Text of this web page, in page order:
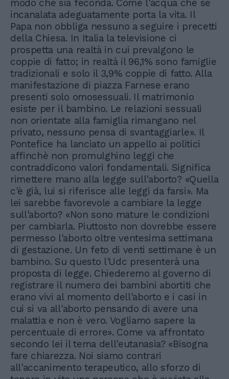
modo che sia feconda. Come l'acqua che se
incanalata adeguatamente porta la vita. Il
Papa non obbliga nessuno a seguire i precetti
della Chiesa. In Italia la televisione ci
prospetta una realtà in cui prevalgono le
coppie di fatto; in realtà il 96,1% sono famiglie
tradizionali e solo il 3,9% coppie di fatto. Alla
manifestazione di piazza Farnese erano
presenti solo omosessuali. Il matrimonio
esiste per il bambino. Le relazioni sessuali
non orientate alla famiglia rimangano nel
privato, nessuno pensa di svantaggiarle». Il
Pontefice ha lanciato un appello ai politici
affinchè non promulghino leggi che
contraddicono valori fondamentali. Significa
rimettere mano alla legge sull'aborto? «Quella
c'è già, lui si riferisce alle leggi da farsi». Ma
lei sarebbe favorevole a cambiare la legge
sull'aborto? «Non sono mature le condizioni
per cambiarla. Piuttosto non dovrebbe essere
permesso l'aborto oltre ventesima settimana
di gestazione. Un feto di venti settimane è un
bambino. Su questo l'Udc presenterà una
proposta di legge. Chiederemo al governo di
registrare il numero dei bambini abortiti che
erano vivi al momento dell'aborto e i casi in
cui si va all'aborto pensando di avere una
malattia e non è vero. Vogliamo sapere la
percentuale di errore». Come va affrontato
secondo lei il tema dell'eutanasia? «Bisogna
fare chiarezza. Noi siamo contrari
all'accanimento terapeutico, allo sforzo di